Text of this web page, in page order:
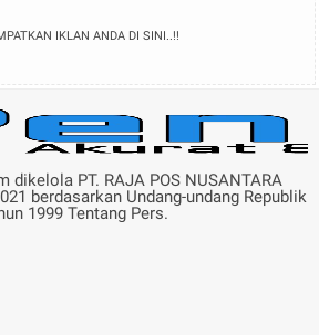
IKLAN ANDA DI SINI..!!
dikelola PT. RAJA POS NUSANTARA
berdasarkan Undang-undang Republik
1999 Tentang Pers.